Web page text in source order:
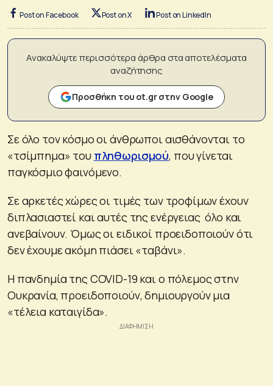
Post on Facebook Post on X Post on LinkedIn
Ανακαλύψτε περισσότερα άρθρα στα αποτελέσματα
αναζήτησης
Προσθήκη του ot.gr στην Google
Σε όλο τον κόσμο οι άνθρωποι αισθάνονται το
«τσίμπημα» του πληθωρισμού, που γίνεται
παγκόσμιο φαινόμενο.
Σε αρκετές χώρες οι τιμές των τροφίμων έχουν
διπλασιαστεί και αυτές της ενέργειας όλο και
ανεβαίνουν. Όμως οι ειδικοί προειδοποιούν ότι
δεν έχουμε ακόμη πιάσει «ταβάνι».
Η πανδημία της COVID-19 και ο πόλεμος στην
Ουκρανία, προειδοποιούν, δημιουργούν μια
«τέλεια καταιγίδα».